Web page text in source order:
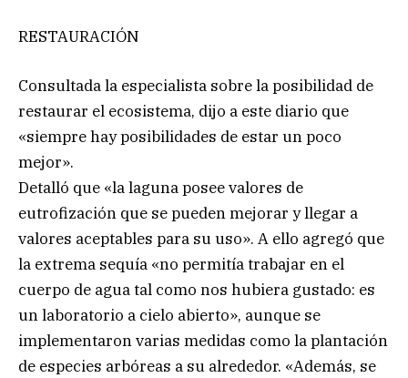
RESTAURACIÓN
Consultada la especialista sobre la posibilidad de
restaurar el ecosistema, dijo a este diario que
«siempre hay posibilidades de estar un poco
mejor».
Detalló que «la laguna posee valores de
eutrofización que se pueden mejorar y llegar a
valores aceptables para su uso». A ello agregó que
la extrema sequía «no permitía trabajar en el
cuerpo de agua tal como nos hubiera gustado: es
un laboratorio a cielo abierto», aunque se
implementaron varias medidas como la plantación
de especies arbóreas a su alrededor. «Además, se